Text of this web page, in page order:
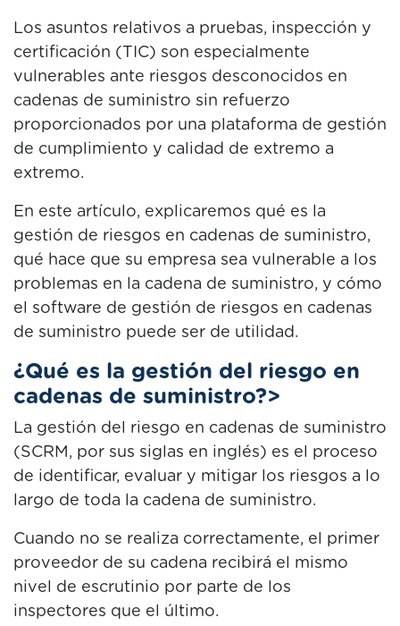
Los asuntos relativos a pruebas, inspección y
certificación (TIC) son especialmente
vulnerables ante riesgos desconocidos en
cadenas de suministro sin refuerzo
proporcionados por una plataforma de gestión
de cumplimiento y calidad de extremo a
extremo.
En este artículo, explicaremos qué es la
gestión de riesgos en cadenas de suministro,
qué hace que su empresa sea vulnerable a los
problemas en la cadena de suministro, y cómo
el software de gestión de riesgos en cadenas
de suministro puede ser de utilidad.
¿Qué es la gestión del riesgo en
cadenas de suministro?>
La gestión del riesgo en cadenas de suministro
(SCRM, por sus siglas en inglés) es el proceso
de identificar, evaluar y mitigar los riesgos a lo
largo de toda la cadena de suministro.
Cuando no se realiza correctamente, el primer
proveedor de su cadena recibirá el mismo
nivel de escrutinio por parte de los
inspectores que el último.